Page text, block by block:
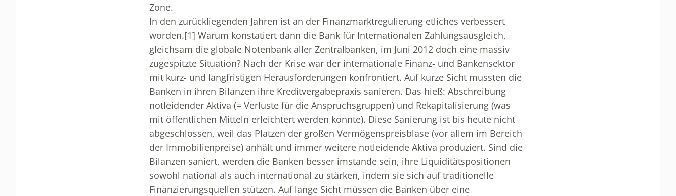
Zone.
In den zurückliegenden Jahren ist an der Finanzmarktregulierung etliches verbessert
worden.[1] Warum konstatiert dann die Bank für Internationalen Zahlungsausgleich,
gleichsam die globale Notenbank aller Zentralbanken, im Juni 2012 doch eine massiv
zugespitzte Situation? Nach der Krise war der internationale Finanz- und Bankensektor
mit kurz- und langfristigen Herausforderungen konfrontiert. Auf kurze Sicht mussten die
Banken in ihren Bilanzen ihre Kreditvergabepraxis sanieren. Das hieß: Abschreibung
notleidender Aktiva (= Verluste für die Anspruchsgruppen) und Rekapitalisierung (was
mit öffentlichen Mitteln erleichtert werden konnte). Diese Sanierung ist bis heute nicht
abgeschlossen, weil das Platzen der großen Vermögenspreisblase (vor allem im Bereich
der Immobilienpreise) anhält und immer weitere notleidende Aktiva produziert. Sind die
Bilanzen saniert, werden die Banken besser imstande sein, ihre Liquiditätspositionen
sowohl national als auch international zu stärken, indem sie sich auf traditionelle
Finanzierungsquellen stützen. Auf lange Sicht müssen die Banken über eine